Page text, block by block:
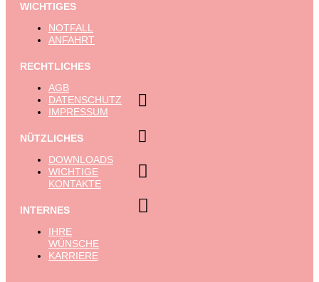




WICHTIGES
NOTFALL
ANFAHRT
RECHTLICHES
AGB
DATENSCHUTZ
IMPRESSUM
NÜTZLICHES
DOWNLOADS
WICHTIGE
KONTAKTE
INTERNES
IHRE
WÜNSCHE
KARRIERE